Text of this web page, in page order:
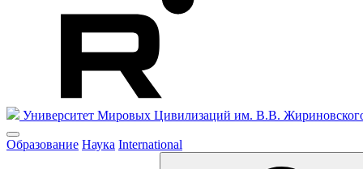
Университет Мировых Цивилизаций им. В.В.
Образование Наука International